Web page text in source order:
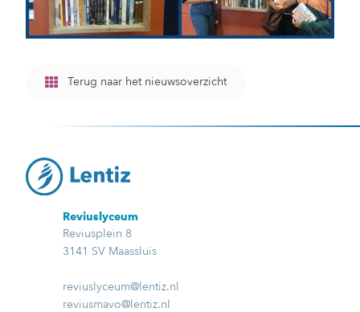
Terug naar het nieuwsoverzicht
Reviuslyceum
Reviusplein 8
3141 SV Maassluis
reviuslyceum@lentiz.nl
reviusmavo@lentiz.nl